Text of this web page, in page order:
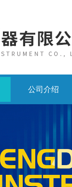
公司介绍